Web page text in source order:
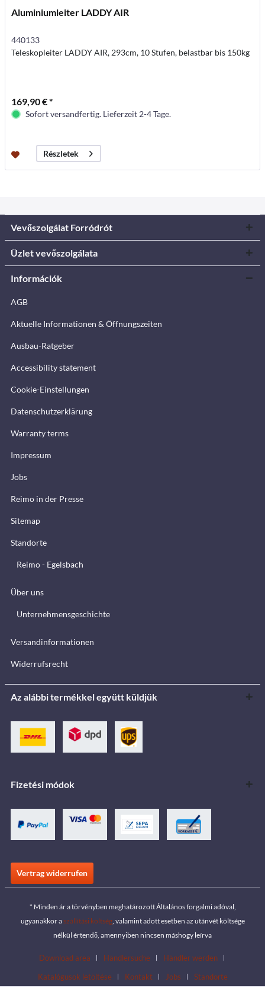
Aluminiumleiter LADDY AIR
440133
Teleskopleiter LADDY AIR, 293cm, 10 Stufen, belastbar bis 150kg
169,90 € *
Sofort versandfertig. Lieferzeit 2-4 Tage.
Részletek
Vevőszolgálat Forródrót
Üzlet vevőszolgálata
Információk
AGB
Aktuelle Informationen & Öffnungszeiten
Ausbau-Ratgeber
Accessibility statement
Cookie-Einstellungen
Datenschutzerklärung
Warranty terms
Impressum
Jobs
Reimo in der Presse
Sitemap
Standorte
Reimo - Egelsbach
Über uns
Unternehmensgeschichte
Versandinformationen
Widerrufsrecht
Az alábbi termékkel együtt küldjük
Fizetési módok
Vertrag widerrufen
* Minden ár a törvényben meghatározott Általános forgalmi adóval,
ugyanakkor aszállítási költség, valamint adott esetben az utánvét költsége
nélkül értendő, amennyiben nincsen máshogy leírva
Download area Händlersuche
Händler werden
Katalógusok letöltése
Kontakt Jobs Standorte